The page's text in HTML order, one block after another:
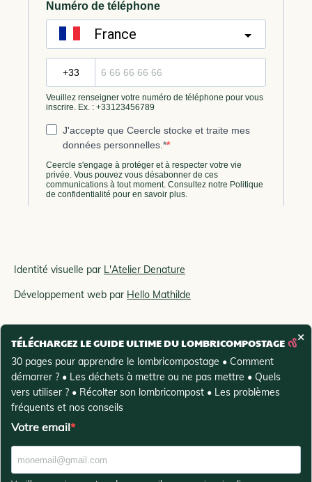
Identité visuelle par L'Atelier Denature
Développement web par Hello Mathilde
Politique de confidentialité et mentions légales
Conditions générales de vente
×
TÉLÉCHARGEZ LE GUIDE ULTIME DU LOMBRICOMPOSTAGE
30 pages pour apprendre le lombricompostage • Comment
démarrer ? • Les déchets à mettre ou ne pas mettre • Quels
vers utiliser ? • Récolter son lombricompost • Les problèmes
fréquents et nos conseils
Votre email